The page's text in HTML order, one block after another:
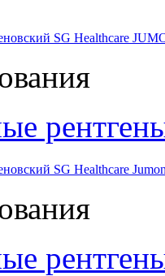
SG Healthcare
SG Healthcare